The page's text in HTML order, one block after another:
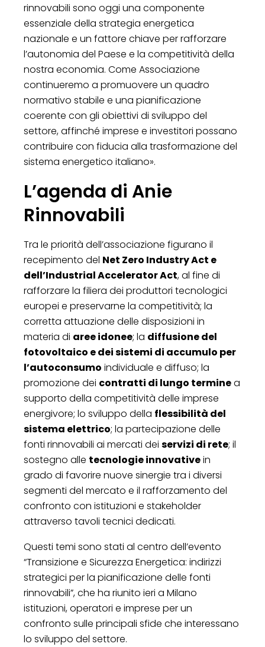
rinnovabili sono oggi una componente
essenziale della strategia energetica
nazionale e un fattore chiave per rafforzare
l’autonomia del Paese e la competitività della
nostra economia. Come Associazione
continueremo a promuovere un quadro
normativo stabile e una pianificazione
coerente con gli obiettivi di sviluppo del
settore, affinché imprese e investitori possano
contribuire con fiducia alla trasformazione del
sistema energetico italiano».
L’agenda di Anie
Rinnovabili
Tra le priorità dell’associazione figurano il
recepimento del Net Zero Industry Act e
dell’Industrial Accelerator Act, al fine di
rafforzare la filiera dei produttori tecnologici
europei e preservarne la competitività; la
corretta attuazione delle disposizioni in
materia di aree idonee; la diffusione del
fotovoltaico e dei sistemi di accumulo per
l’autoconsumo individuale e diffuso; la
promozione dei contratti di lungo terminea
supporto della competitività delle imprese
energivore; lo sviluppo della flessibilità del
sistema elettrico; la partecipazione delle
fonti rinnovabili ai mercati dei servizi di rete; il
sostegno alle tecnologie innovativein
grado di favorire nuove sinergie tra i diversi
segmenti del mercato e il rafforzamento del
confronto con istituzioni e stakeholder
attraverso tavoli tecnici dedicati.
Questi temi sono stati al centro dell’evento
“Transizione e Sicurezza Energetica: indirizzi
strategici per la pianificazione delle fonti
rinnovabili”, che ha riunito ieri a Milano
istituzioni, operatori e imprese per un
confronto sulle principali sfide che interessano
lo sviluppo del settore.